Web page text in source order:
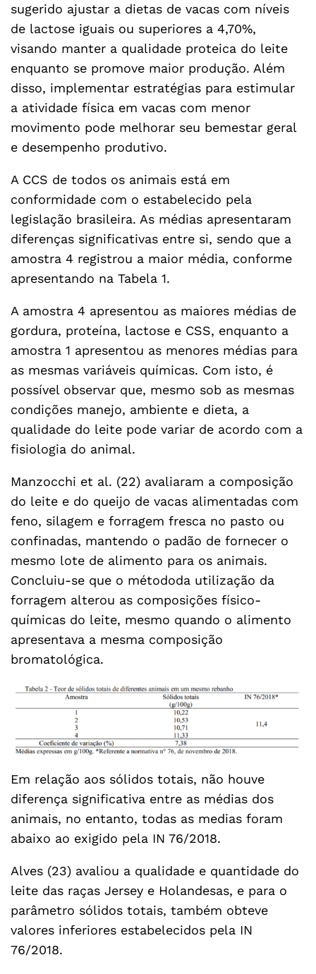
sugerido ajustar a dietas de vacas com níveis
de lactose iguais ou superiores a 4,70%,
visando manter a qualidade proteica do leite
enquanto se promove maior produção. Além
disso, implementar estratégias para estimular
a atividade física em vacas com menor
movimento pode melhorar seu bemestar geral
e desempenho produtivo.
A CCS de todos os animais está em
conformidade com o estabelecido pela
legislação brasileira. As médias apresentaram
diferenças significativas entre si, sendo que a
amostra 4 registrou a maior média, conforme
apresentando na Tabela 1.
A amostra 4 apresentou as maiores médias de
gordura, proteína, lactose e CSS, enquanto a
amostra 1 apresentou as menores médias para
as mesmas variáveis químicas. Com isto, é
possível observar que, mesmo sob as mesmas
condições manejo, ambiente e dieta, a
qualidade do leite pode variar de acordo com a
fisiologia do animal.
Manzocchi et al. (22) avaliaram a composição
do leite e do queijo de vacas alimentadas com
feno, silagem e forragem fresca no pasto ou
confinadas, mantendo o padão de fornecer o
mesmo lote de alimento para os animais.
Concluiu-se que o métododa utilização da
forragem alterou as composições físico-
químicas do leite, mesmo quando o alimento
apresentava a mesma composição
bromatológica.
Em relação aos sólidos totais, não houve
diferença significativa entre as médias dos
animais, no entanto, todas as medias foram
abaixo ao exigido pela IN 76/2018.
Alves (23) avaliou a qualidade e quantidade do
leite das raças Jersey e Holandesas, e para o
parâmetro sólidos totais, também obteve
valores inferiores estabelecidos pela IN
76/2018.